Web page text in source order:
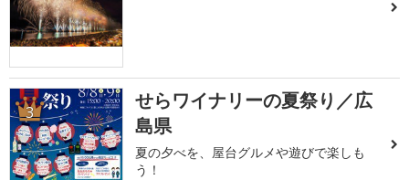
3
せらワイナリーの夏祭り／広
島県
夏の夕べを、屋台グルメや遊びで楽しも
う！